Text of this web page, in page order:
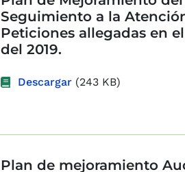
Seguimiento a la
Peticiones allegadas en
del 2019.
Descargar (243 KB)
Plan de mejoramiento